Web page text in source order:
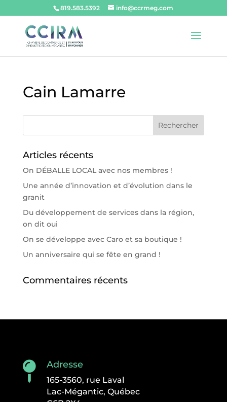
819.583.5392 info@ccrmeg.com
Cain Lamarre
Articles récents
On DÉBALLE LOCAL avec nos membres !
Une année d’innovation et d’évolution dans le
granit
Du développement de services dans la région,
on dit oui
On se développe avec Caro et sa boutique !
Un anniversaire qui se fête en grand !
Commentaires récents
 Adresse
165-3560, rue Laval
Lac-Mégantic, Québec